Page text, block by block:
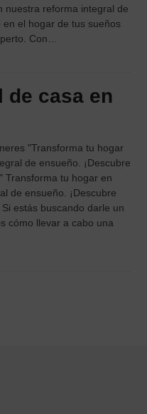
nuestra reforma integral de
el hogar de tus sueños
Con…
de casa en
"Transforma tu hogar
de ensueño. ¡Descubre
Transforma tu hogar en
de ensueño. ¡Descubre
estás buscando darle un
cómo llevar a cabo una